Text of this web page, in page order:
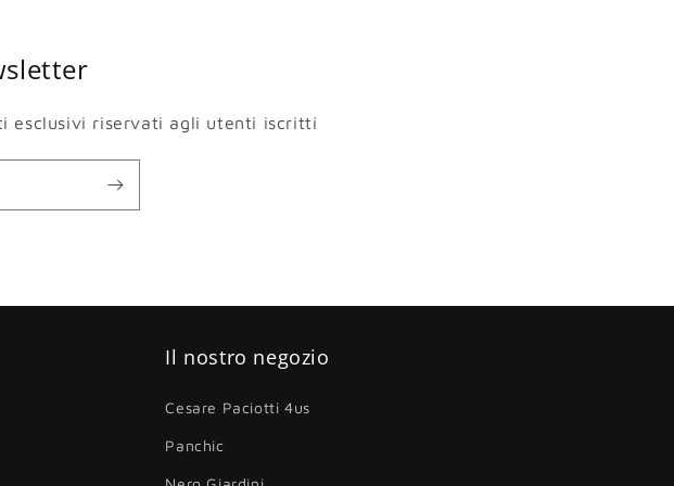
esclusivi riservati agli utenti iscritti
Il nostro negozio
Cesare Paciotti 4us
Panchic